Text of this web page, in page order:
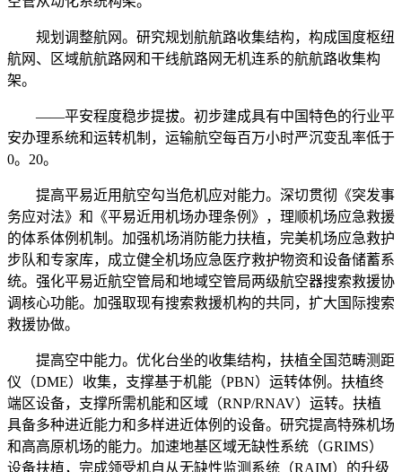
规划调整航网。研究规划航航路收集结构，构成国度枢纽
航网、区域航航路网和干线航路网无机连系的航航路收集构
架。
——平安程度稳步提拔。初步建成具有中国特色的行业平
安办理系统和运转机制，运输航空每百万小时严沉变乱率低于
0。20。
提高平易近用航空勾当危机应对能力。深切贯彻《突发事
务应对法》和《平易近用机场办理条例》，理顺机场应急救援
的体系体例机制。加强机场消防能力扶植，完美机场应急救护
步队和专家库，成立健全机场应急医疗救护物资和设备储蓄系
统。强化平易近航空管局和地域空管局两级航空器搜索救援协
调核心功能。加强取现有搜索救援机构的共同，扩大国际搜索
救援协做。
提高空中能力。优化台坐的收集结构，扶植全国范畴测距
仪（DME）收集，支撑基于机能（PBN）运转体例。扶植终
端区设备，支撑所需机能和区域（RNP/RNAV）运转。扶植
具备多种进近能力和多样进近体例的设备。研究提高特殊机场
和高高原机场的能力。加速地基区域无缺性系统（GRIMS）
设备扶植，完成领受机自从无缺性监测系统（RAIM）的升级